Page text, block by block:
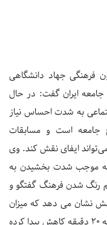
فرهنگی جهاد دانشگاهی
جامعه ایران گفت: در حال
به شدت احساس نیاز
است و مسابقات
ایفای نقش کند. وی
که موجب شدت بخشیدن به
رنگ شدن فرهنگ گفتگو و
نشان می دهد که میزان